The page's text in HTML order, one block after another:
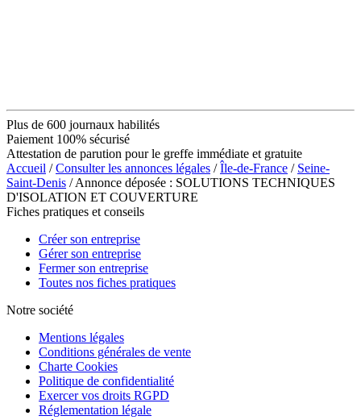
Plus de 600 journaux habilités
Paiement 100% sécurisé
Attestation de parution pour le greffe immédiate et gratuite
Accueil /Consulter les annonces légales /Île-de-France / Seine-
Saint-Denis / Annonce déposée : SOLUTIONS TECHNIQUES
D'ISOLATION ET COUVERTURE
Fiches pratiques et conseils
Créer son entreprise
Gérer son entreprise
Fermer son entreprise
Toutes nos fiches pratiques
Notre société
Mentions légales
Conditions générales de vente
Charte Cookies
Politique de confidentialité
Exercer vos droits RGPD
Réglementation légale